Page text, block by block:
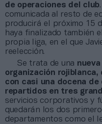
de operaciones del club
comunicada al resto de
producirá el próximo 15
haya finalizado también
propia liga, en el que
reelección.
Se trata de una
organización
con casi una docena
repartidos en tres
servicios corporativos y
quedarán los dos
departamentos como el